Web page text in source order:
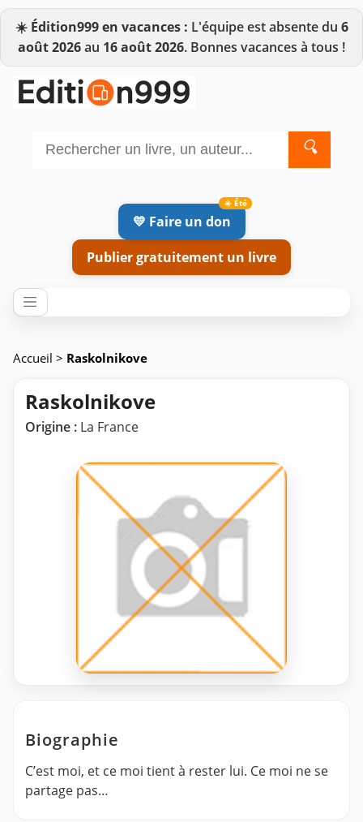
☀️ Édition999 en vacances : L'équipe est absente du 6
août 2026au 16 août 2026. Bonnes vacances à tous !
🔍
💛 Faire un don
Publier gratuitement un livre
Accueil > Raskolnikove
Raskolnikove
Origine : La France
Biographie
C’est moi, et ce moi tient à rester lui. Ce moi ne se
partage pas…